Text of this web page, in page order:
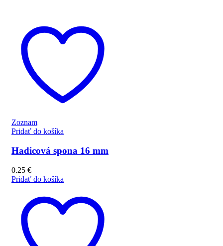
Zoznam
Pridať do košíka
Hadicová spona 16 mm
0.25 €
Pridať do košíka